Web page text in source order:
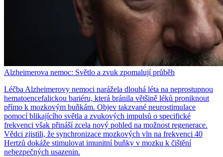
Alzheimerova nemoc: Světlo a zvuk zpomalují průběh
Léčba Alzheimerovy nemoci narážela dlouhá léta na neprostupnou
hematoencefalickou bariéru, která bránila většině léků proniknout
přímo k mozkovým buňkám. Objev takzvané neurostimulace
pomocí blikajícího světla a zvukových impulsů o specifické
frekvenci však přináší zcela nový pohled na možnost regenerace.
Vědci zjistili, že synchronizace mozkových vln na frekvenci 40
Hertzů dokáže stimulovat imunitní buňky v mozku k čištění
nebezpečných usazenin.